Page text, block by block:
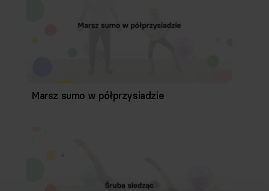
Marsz sumo w półprzysiadzie